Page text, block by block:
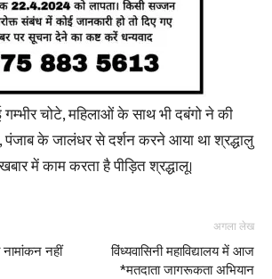
चोटे, महिलाओं के साथ भी दबंगो ने की
पंजाब के जालंधर से दर्शन करने आया था श्रद्धालु
में काम करता है पीड़ित श्रद्धालू।
नहीं
अगला लेख
विंध्यवासिनी महाविद्यालय में आज
*मतदाता जागरूकता अभियान